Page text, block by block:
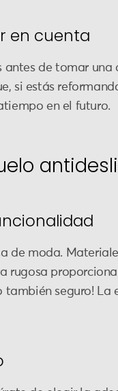
en cuenta
de tomar
si estás
en el futuro.
de moda.
rugosa
también seguro!